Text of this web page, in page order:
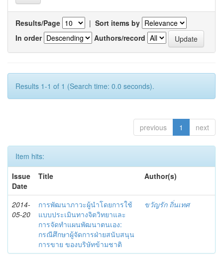
Results/Page | Sort items by
In order
Authors/record
Results 1-1 of 1 (Search time: 0.0 seconds).
previous 1 next
Item hits:
Issue
Date
Title Author(s)
2014-
05-20
การพัฒนาภาวะผู้นำโดยการใช้
แบบประเมินทางจิตวิทยาและ
การจัดทำแผนพัฒนาตนเอง:
กรณีศึกษาผู้จัดการฝ่ายสนับสนุน
การขาย ของบริษัทข้ามชาติ
ขวัญรัก ถิ่นเทศ